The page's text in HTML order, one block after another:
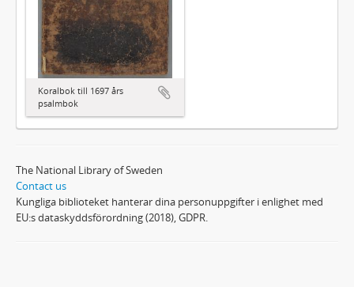
Koralbok till 1697 års
psalmbok
The National Library of Sweden
Contact us
Kungliga biblioteket hanterar dina personuppgifter i enlighet med
EU:s dataskyddsförordning (2018), GDPR.